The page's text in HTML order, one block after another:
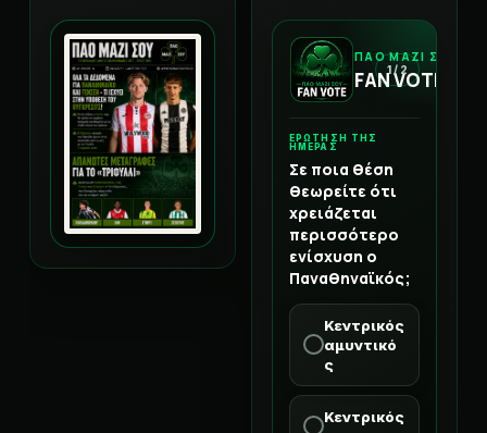
ΠΑΟ ΜΑΖΙ ΣΟΥ
FAN VOTE
1 / 2
ΕΡΩΤΗΣΗ ΤΗΣ
ΗΜΕΡΑΣ
Σε ποια θέση
θεωρείτε ότι
χρειάζεται
περισσότερο
ενίσχυση ο
Παναθηναϊκός;
Κεντρικός
αμυντικό
ς
Κεντρικός